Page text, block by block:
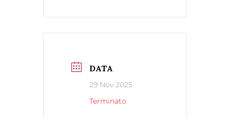
DATA
29 Nov 2025
Terminato